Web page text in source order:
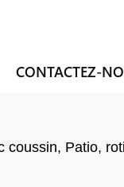
CONTACTEZ-
Patio,